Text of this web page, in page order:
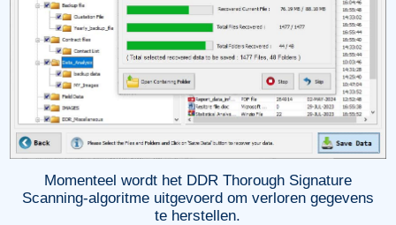
Momenteel wordt het DDR Thorough Signature
Scanning-algoritme uitgevoerd om verloren gegevens
te herstellen.